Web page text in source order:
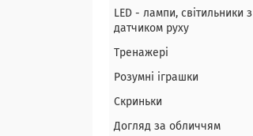
LED - лампи, світильники з
датчиком руху
Тренажері
Розумні іграшки
Скриньки
Догляд за обличчям